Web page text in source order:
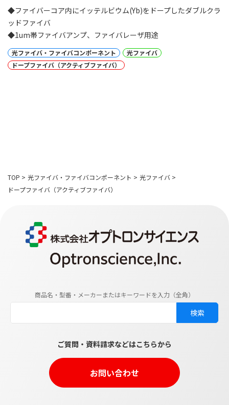
◆ファイバーコア内にイッテルビウム(Yb)をドープしたダブルクラ
ッドファイバ
◆1um帯ファイバアンプ、ファイバレーザ用途
光ファイバ・ファイバコンポーネント
光ファイバ
ドープファイバ（アクティブファイバ）
TOP > 光ファイバ・ファイバコンポーネント > 光ファイバ >
ドープファイバ（アクティブファイバ）
商品名・型番・メーカーまたはキーワードを入力（全角）
ご質問・資料請求などはこちらから
お問い合わせ